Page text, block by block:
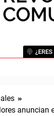
anuncian